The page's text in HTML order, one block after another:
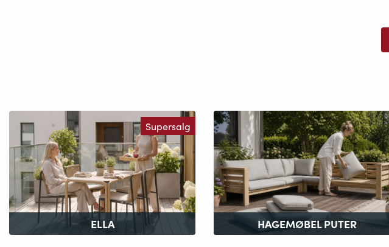
Supersalg
ELLA HAGEMØBEL PUTER